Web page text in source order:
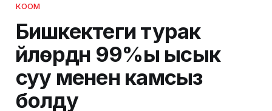
КООМ
Бишкектеги турак
үйлөрдүн 99%ы ысык
суу менен камсыз
болду